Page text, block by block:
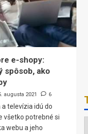
e-shopy:
spôsob, ako
augusta 2021 6
televízia idú do
všetko potrebné si
webu a jeho